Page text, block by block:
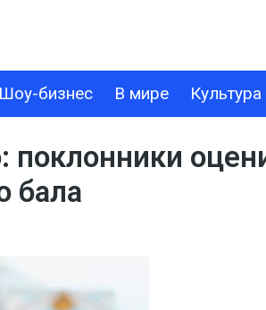
Шоу-бизнес В мире Культура
В МИРЕ КУЛЬТУРА СПОРТ
поклонники
бала